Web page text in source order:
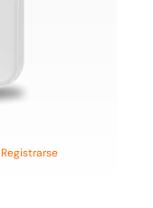
Registrarse